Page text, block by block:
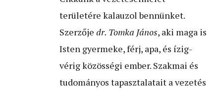
területére kalauzol bennünket.
Szerzője dr. Tomka János, aki maga is
Isten gyermeke, férj, apa, és ízig-
vérig közösségi ember. Szakmai és
tudományos tapasztalatait a vezetés